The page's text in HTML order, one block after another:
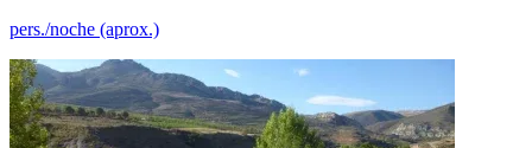
pers./noche (aprox.)